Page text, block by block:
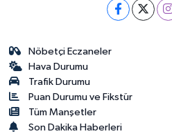
Nöbetçi Eczaneler
Hava Durumu
Trafik Durumu
Puan Durumu ve Fikstür
Tüm Manşetler
Son Dakika Haberleri